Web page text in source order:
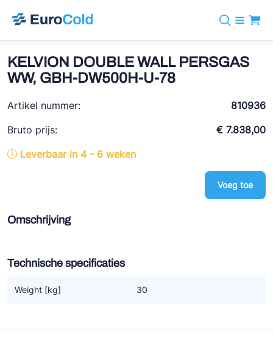
info@eurocold.nl
Merken
BOCK
REFFLEX®
Doucette Industries
Koudemiddelen
Diensten
Downloads
Nieuws
Over ons
KELVION DOUBLE WALL PERSGAS
WW, GBH-DW500H-U-78
Artikel nummer:
810936
Bruto prijs:
€ 7.838,00
Leverbaar in 4 - 6 weken
Voeg toe
Omschrijving
Technische specificaties
Weight [kg] 30